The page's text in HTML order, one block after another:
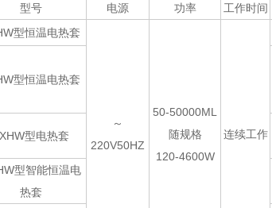
型号
电源 功率 工作时间
型恒温电热套
～
220V50HZ
50-50000ML
随规格
120-4600W
连续工作
型恒温电热套
型电热套
型智能恒温电
热套